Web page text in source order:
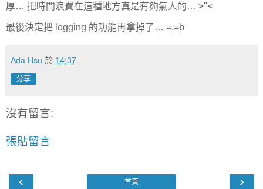
厚… 把時間浪費在這種地方真是有夠氣人的… >"<
最後決定把 logging 的功能再拿掉了… =.=b
Ada Hsu 於 14:37
分享
沒有留言:
張貼留言
‹ ›
首頁